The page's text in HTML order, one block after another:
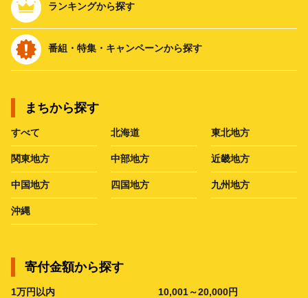
ランキングから探す
番組・特集・キャンペーンから探す
まちから探す
すべて 北海道 東北地方
関東地方 中部地方 近畿地方
中国地方 四国地方 九州地方
沖縄
寄付金額から探す
1万円以内 10,001～20,000円